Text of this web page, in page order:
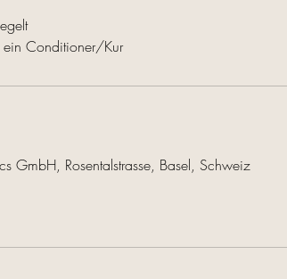
Conditioner/Kur
GmbH, Rosentalstrasse, Basel, Schweiz